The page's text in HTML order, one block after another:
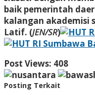
baik pemerintah
kalangan akademisi
Latif. (JEN/SR)
Post Views: 408
Posting Terkait